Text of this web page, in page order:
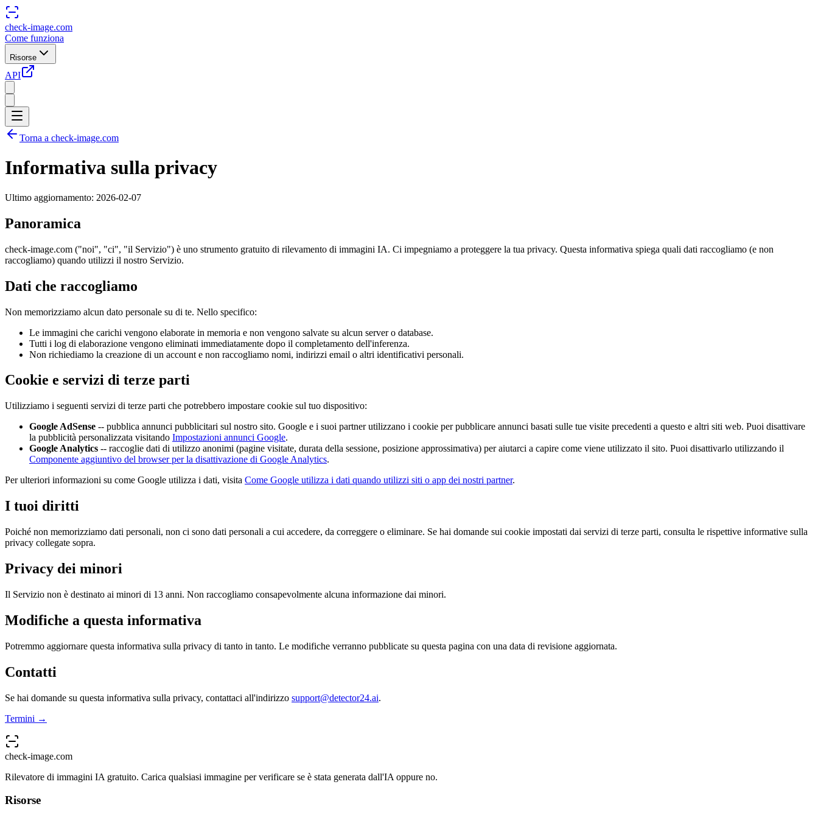
check-image.com
Come funziona
Risorse
API
Torna a check-image.com
Informativa sulla privacy
Ultimo aggiornamento: 2026-02-07
Panoramica
check-image.com ("noi", "ci", "il Servizio") è uno strumento gratuito di rilevamento di immagini IA. Ci impegniamo a proteggere la tua privacy. Questa informativa spiega quali dati raccogliamo (e non
raccogliamo) quando utilizzi il nostro Servizio.
Dati che raccogliamo
Non memorizziamo alcun dato personale su di te. Nello specifico:
Le immagini che carichi vengono elaborate in memoria e non vengono salvate su alcun server o database.
Tutti i log di elaborazione vengono eliminati immediatamente dopo il completamento dell'inferenza.
Non richiediamo la creazione di un account e non raccogliamo nomi, indirizzi email o altri identificativi personali.
Cookie e servizi di terze parti
Utilizziamo i seguenti servizi di terze parti che potrebbero impostare cookie sul tuo dispositivo:
Google AdSense -- pubblica annunci pubblicitari sul nostro sito. Google e i suoi partner utilizzano i cookie per pubblicare annunci basati sulle tue visite precedenti a questo e altri siti web. Puoi disattivare
la pubblicità personalizzata visitando Impostazioni annunci Google.
Google Analytics -- raccoglie dati di utilizzo anonimi (pagine visitate, durata della sessione, posizione approssimativa) per aiutarci a capire come viene utilizzato il sito. Puoi disattivarlo utilizzando il
Componente aggiuntivo del browser per la disattivazione di Google Analytics.
Per ulteriori informazioni su come Google utilizza i dati, visita Come Google utilizza i dati quando utilizzi siti o app dei nostri partner.
I tuoi diritti
Poiché non memorizziamo dati personali, non ci sono dati personali a cui accedere, da correggere o eliminare. Se hai domande sui cookie impostati dai servizi di terze parti, consulta le rispettive informative sulla
privacy collegate sopra.
Privacy dei minori
Il Servizio non è destinato ai minori di 13 anni. Non raccogliamo consapevolmente alcuna informazione dai minori.
Modifiche a questa informativa
Potremmo aggiornare questa informativa sulla privacy di tanto in tanto. Le modifiche verranno pubblicate su questa pagina con una data di revisione aggiornata.
Contatti
Se hai domande su questa informativa sulla privacy, contattaci all'indirizzo support@detector24.ai.
Termini →
check-image.com
Rilevatore di immagini IA gratuito. Carica qualsiasi immagine per verificare se è stata generata dall'IA oppure no.
Risorse